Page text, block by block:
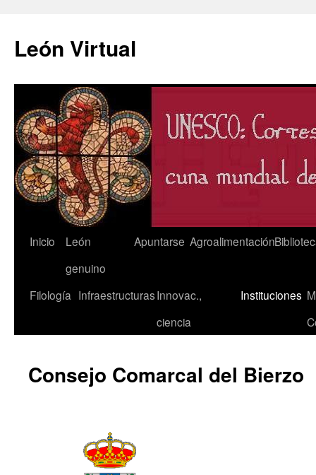
León Virtual
Saltar
contenido
Inicio
León
genuino
Apuntarse Agroalimentación
Filología InfraestructurasInnovac.,
ciencia
Instituciones
Consejo Comarcal del Bierzo